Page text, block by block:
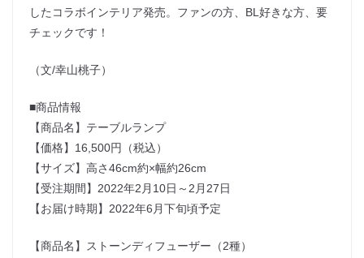
したコラボインテリア発売。ファンの方、BL好きな方、要
チェックです！
（文/幸山桃子）
■商品情報
【商品名】テーブルランプ
【価格】16,500円（税込）
【サイズ】高さ46cm約×幅約26cm
【受注期間】2022年2月10日～2月27日
【お届け時期】2022年6月下旬頃予定
【商品名】ストーンディフューザー（2種）